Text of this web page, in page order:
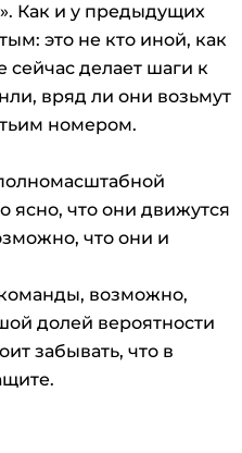
Как и у предыдущих
это не кто иной, как
сейчас делает шаги к
вряд ли они возьмут
номером.
ясно, что они движутся
что они и
команды, возможно,
долей вероятности
забывать, что в